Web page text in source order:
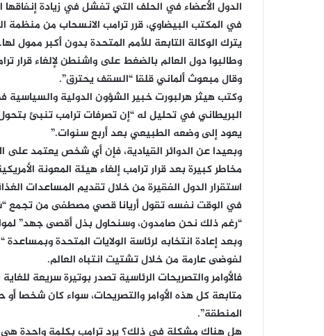
الدول الأعضاء في الحلف التي تفشل في زيادة
في المكتب البيضاوي، قرر ترامب الانسحاب من منظمة
يترك الوكالة التابعة للأمم المتحدة بدون أكبر ممول
وطالبوا دول العالم بالضغط على واشنطن لإلغاء قرار
وقال مبعوث ألماني قلقا “السقف يحترق”.
وكتب هيثر هرلبورت خبير الشؤون الدولية
البريطاني في تحليل له “إن تصرفات ترامب تنبئ
يعود إلى وضعه الطبيعي بعد أربع سنوات.”
وبعيدا عن الدوائر القيادية، فإن أي شخص يعتمد على
مخاطر كبيرة بعد قرار ترامب إلغاء هيئة المعونة
استقرار الدول الفقيرة من خلال تقديم المساعدات
“رغم ذلك نحن صامدون، وسنحاول بذل أقصى جهد”
وبعد إعادة انتخابه لرئاسة الولايات المتحدة
لفوضى عارمة من خلال تشتيت انتباه العالم.
فالأوامر والتصريحات الرئاسية تصدر بوتيرة سريعة
متابعة كل هذه الأوامر والتصريحات، سواء كان شخصا
المنطقة”.